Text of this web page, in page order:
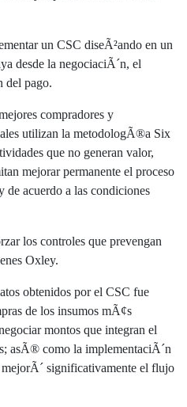
un CSC diseÃ²ando en un
desde la negociaciÃ´n, el
del pago.
compradores y
utilizan la metodologÃ®a Six
que no generan valor,
mejorar permanente el proceso
de acuerdo a las condiciones
los controles que prevengan
Oxley.
obtenidos por el CSC fue
de los insumos mÃ¢s
montos que integran el
asÃ® como la implementaciÃ´n
significativamente el flujo